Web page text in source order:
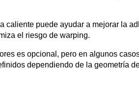
caliente puede ayudar a mejorar la
el riesgo de warping.
es opcional, pero en algunos
dependiendo de la geometría